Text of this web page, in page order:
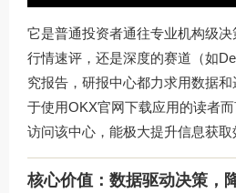
它是普通投资者通往专业机构级
行情速评，还是深度的赛道（如
究报告，研报中心都力求用数据
于使用OKX官网下载应用的读者
访问该中心，能极大提升信息获取
核心价值：数据驱动决策，